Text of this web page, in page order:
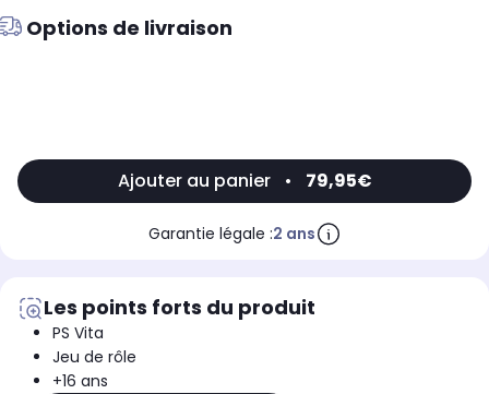
Options de livraison
Ajouter au panier • 79,95€
Garantie légale :2 ans
Les points forts du produit
PS Vita
Jeu de rôle
+16 ans